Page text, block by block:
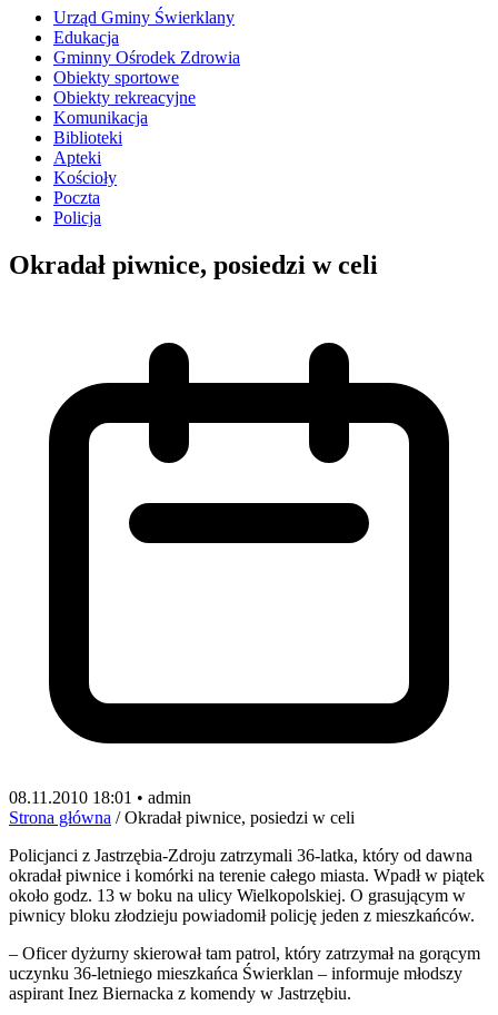
Urząd Gminy Świerklany
Edukacja
Gminny Ośrodek Zdrowia
Obiekty sportowe
Obiekty rekreacyjne
Komunikacja
Biblioteki
Apteki
Kościoły
Poczta
Policja
Okradał piwnice, posiedzi w celi
08.11.2010 18:01 • admin
Strona główna / Okradał piwnice, posiedzi w celi
Policjanci z Jastrzębia-Zdroju zatrzymali 36-latka, który od dawna
okradał piwnice i komórki na terenie całego miasta. Wpadł w piątek
około godz. 13 w boku na ulicy Wielkopolskiej. O grasującym w
piwnicy bloku złodzieju powiadomił policję jeden z mieszkańców.
– Oficer dyżurny skierował tam patrol, który zatrzymał na gorącym
uczynku 36-letniego mieszkańca Świerklan – informuje młodszy
aspirant Inez Biernacka z komendy w Jastrzębiu.